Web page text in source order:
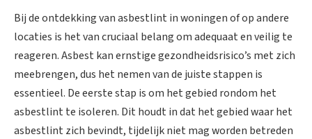
Bij de ontdekking van asbestlint in woningen of op andere
locaties is het van cruciaal belang om adequaat en veilig te
reageren. Asbest kan ernstige gezondheidsrisico’s met zich
meebrengen, dus het nemen van de juiste stappen is
essentieel. De eerste stap is om het gebied rondom het
asbestlint te isoleren. Dit houdt in dat het gebied waar het
asbestlint zich bevindt, tijdelijk niet mag worden betreden